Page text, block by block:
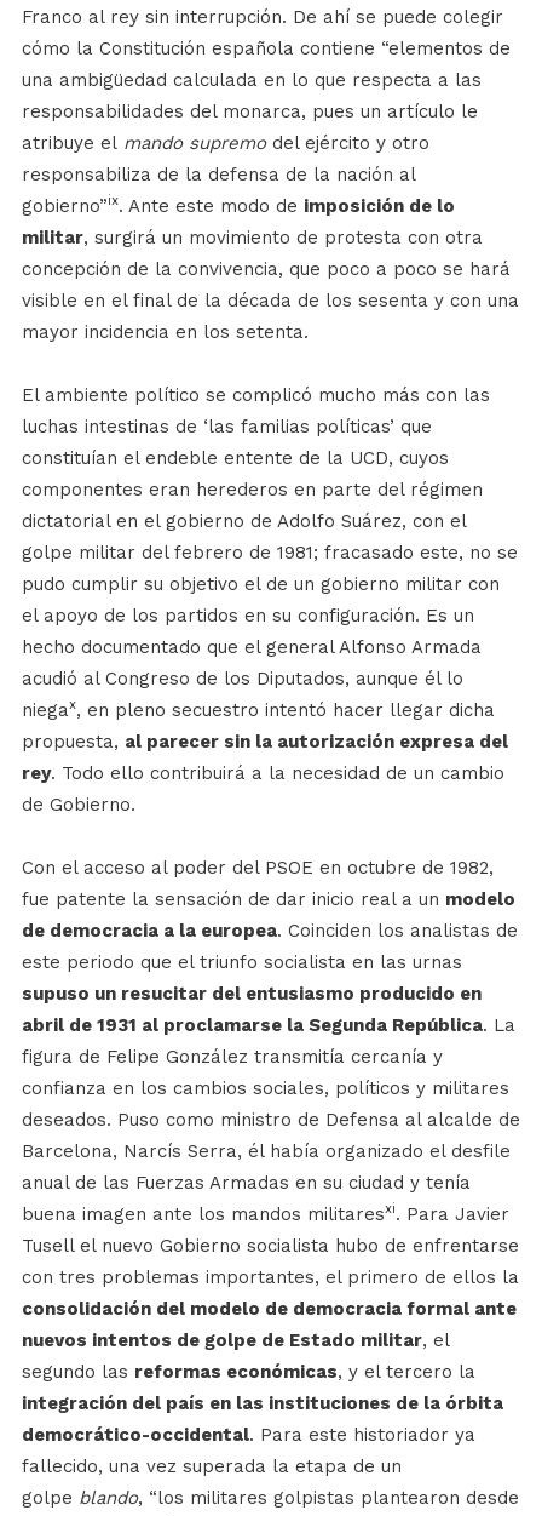
Franco al rey sin interrupción. De ahí se puede colegir
cómo la Constitución española contiene “elementos de
una ambigüedad calculada en lo que respecta a las
responsabilidades del monarca, pues un artículo le
atribuye el mando supremodel ejército y otro
responsabiliza de la defensa de la nación al
gobierno”ix. Ante este modo de imposición de lo
militar, surgirá un movimiento de protesta con otra
concepción de la convivencia, que poco a poco se hará
visible en el final de la década de los sesenta y con una
mayor incidencia en los setenta.
El ambiente político se complicó mucho más con las
luchas intestinas de ‘las familias políticas’ que
constituían el endeble entente de la UCD, cuyos
componentes eran herederos en parte del régimen
dictatorial en el gobierno de Adolfo Suárez, con el
golpe militar del febrero de 1981; fracasado este, no se
pudo cumplir su objetivo el de un gobierno militar con
el apoyo de los partidos en su configuración. Es un
hecho documentado que el general Alfonso Armada
acudió al Congreso de los Diputados, aunque él lo
niegax, en pleno secuestro intentó hacer llegar dicha
propuesta, al parecer sin la autorización expresa del
rey. Todo ello contribuirá a la necesidad de un cambio
de Gobierno.
Con el acceso al poder del PSOE en octubre de 1982,
fue patente la sensación de dar inicio real a un modelo
de democracia a la europea. Coinciden los analistas de
este periodo que el triunfo socialista en las urnas
supuso un resucitar del entusiasmo producido en
abril de 1931 al proclamarse la Segunda República. La
figura de Felipe González transmitía cercanía y
confianza en los cambios sociales, políticos y militares
deseados. Puso como ministro de Defensa al alcalde de
Barcelona, Narcís Serra, él había organizado el desfile
anual de las Fuerzas Armadas en su ciudad y tenía
buena imagen ante los mandos militaresxi. Para Javier
Tusell el nuevo Gobierno socialista hubo de enfrentarse
con tres problemas importantes, el primero de ellos la
consolidación del modelo de democracia formal ante
nuevos intentos de golpe de Estado militar, el
segundo las reformas económicas, y el tercero la
integración del país en las instituciones de la órbita
democrático-occidental. Para este historiador ya
fallecido, una vez superada la etapa de un
golpe blando, “los militares golpistas plantearon desde